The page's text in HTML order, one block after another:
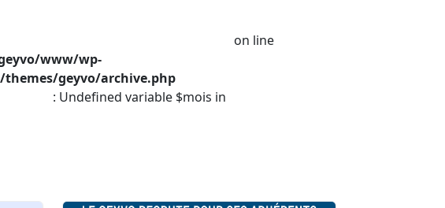
www/wp-
geyvo/archive.php
on line
: Undefined variable $mois in